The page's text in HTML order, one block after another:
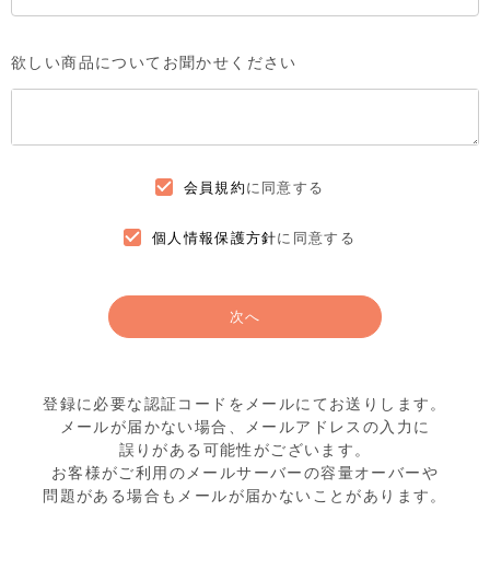
欲しい商品についてお聞かせください
会員規約に同意する
個人情報保護方針に同意する
次へ
登録に必要な認証コードをメールにてお送りします。
メールが届かない場合、メールアドレスの入力に
誤りがある可能性がございます。
お客様がご利用のメールサーバーの容量オーバーや
問題がある場合もメールが届かないことがあります。